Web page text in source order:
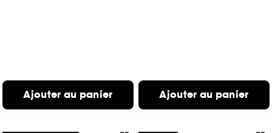
Ajouter au panier Ajouter au panier